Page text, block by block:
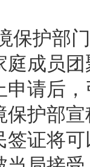
保护部
成员
请后
护部
证将